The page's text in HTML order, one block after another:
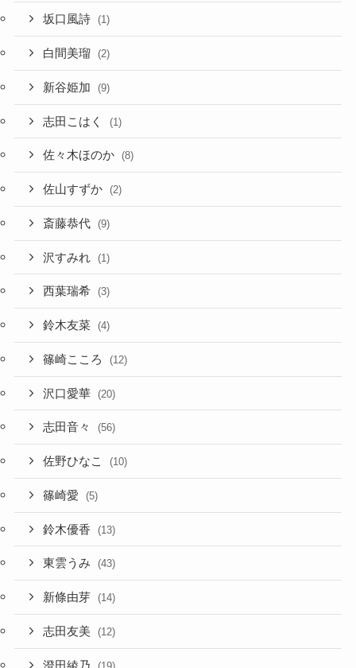
坂口風詩 (1)
白間美瑠 (2)
新谷姫加 (9)
志田こはく (1)
佐々木ほのか (8)
佐山すずか (2)
斎藤恭代 (9)
沢すみれ (1)
西葉瑞希 (3)
鈴木友菜 (4)
篠崎こころ (12)
沢口愛華 (20)
志田音々 (56)
佐野ひなこ (10)
篠崎愛 (5)
鈴木優香 (13)
東雲うみ (43)
新條由芽 (14)
志田友美 (12)
澄田綾乃